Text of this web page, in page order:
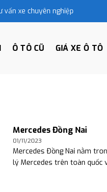
vấn xe chuyên nghiệp
Ô TÔ CŨ GIÁ XE Ô TÔ
Mercedes Đồng Nai
01/11/2023
Mercedes Đồng Nai nằm
lý Mercedes trên toàn quốc